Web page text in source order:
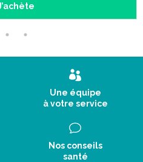
dessus du zip pour écrire hors
éviter tous risques de
du lait maternel Lansinoh sont
à une boîte de mouchoir afin de
du lait maternel inclus.
Une équipe
à votre service
Nos conseils
santé